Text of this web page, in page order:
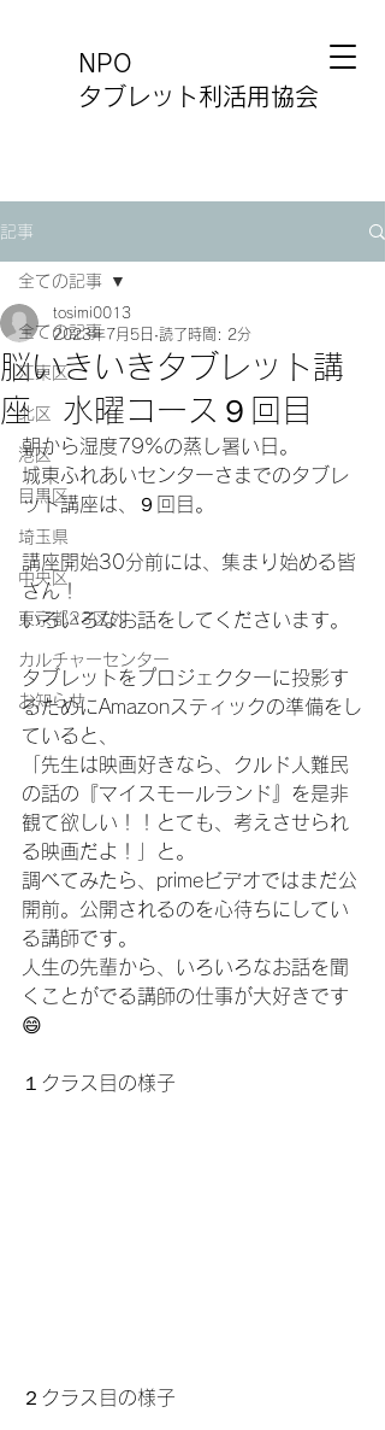
NPO
タブレット利活用協会
記事
全ての記事
江東区
北区
港区
目黒区
埼玉県
中央区
東京都23区外
カルチャーセンター
お知らせ
全ての記事
脳いきいきタブレット講
座 水曜コース９回目
tosimi0013
2023年7月5日 読了時間: 2分
朝から湿度79%の蒸し暑い日。
城東ふれあいセンターさまでのタブレ
ット講座は、９回目。
講座開始30分前には、集まり始める皆
さん！
いろいろなお話をしてくださいます。
タブレットをプロジェクターに投影す
るためにAmazonスティックの準備をし
ていると、
「先生は映画好きなら、クルド人難民
の話の『マイスモールランド』を是非
観て欲しい！！とても、考えさせられ
る映画だよ！」と。
調べてみたら、primeビデオではまだ公
開前。公開されるのを心待ちにしてい
る講師です。
人生の先輩から、いろいろなお話を聞
くことがでる講師の仕事が大好きです
😄
１クラス目の様子
２クラス目の様子